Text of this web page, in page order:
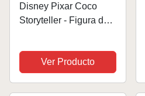
Disney Pixar Coco
Storyteller - Figura de
Dante en la tierra de
los muertos, juguetes
de la película Posable
Ver Producto